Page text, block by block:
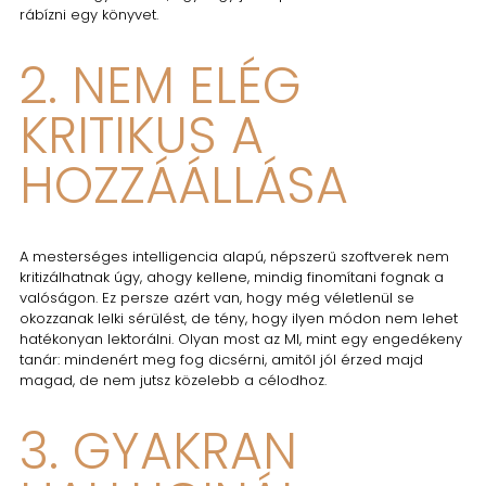
rábízni egy könyvet.
2. NEM ELÉG
KRITIKUS A
HOZZÁÁLLÁSA
A mesterséges intelligencia alapú, népszerű szoftverek nem
kritizálhatnak úgy, ahogy kellene, mindig finomítani fognak a
valóságon. Ez persze azért van, hogy még véletlenül se
okozzanak lelki sérülést, de tény, hogy ilyen módon nem lehet
hatékonyan lektorálni. Olyan most az MI, mint egy engedékeny
tanár: mindenért meg fog dicsérni, amitől jól érzed majd
magad, de nem jutsz közelebb a célodhoz.
3. GYAKRAN